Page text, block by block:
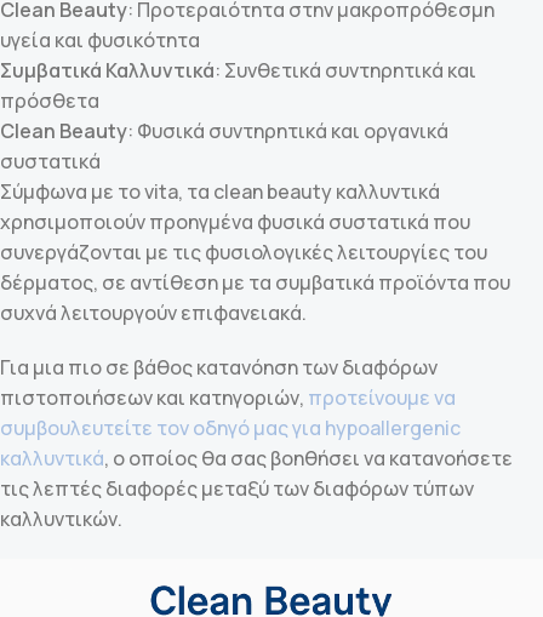
Clean Beauty: Προτεραιότητα στην μακροπρόθεσμη
υγεία και φυσικότητα
Συμβατικά Καλλυντικά: Συνθετικά συντηρητικά και
πρόσθετα
Clean Beauty: Φυσικά συντηρητικά και οργανικά
συστατικά
Σύμφωνα με το vita, τα clean beauty καλλυντικά
χρησιμοποιούν προηγμένα φυσικά συστατικά που
συνεργάζονται με τις φυσιολογικές λειτουργίες του
δέρματος, σε αντίθεση με τα συμβατικά προϊόντα που
συχνά λειτουργούν επιφανειακά.
Για μια πιο σε βάθος κατανόηση των διαφόρων
πιστοποιήσεων και κατηγοριών, προτείνουμε να
συμβουλευτείτε τον οδηγό μας για hypoallergenic
καλλυντικά, ο οποίος θα σας βοηθήσει να κατανοήσετε
τις λεπτές διαφορές μεταξύ των διαφόρων τύπων
καλλυντικών.